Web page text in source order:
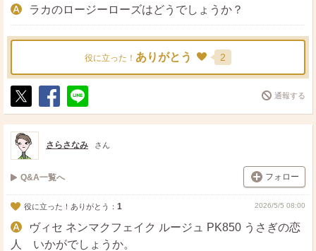
ラカのロージーローズはどうでしょうか？
役に立った！ ありがとう 2
ポ
ス
ト
シ
ェ
送
る
通報する
さらさなみ さん
Q&A一覧へ フォロー
役に立った！ありがとう： 1 2026/5/5 08:00
ヴィセ ネンマクフェイク ルージュ PK850 うさぎの恋
人 いかがでしょうか。